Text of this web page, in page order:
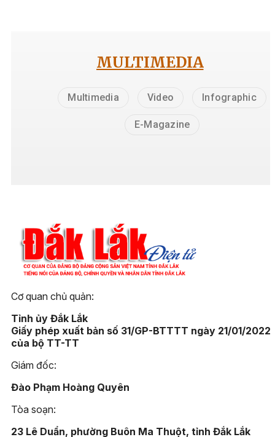
MULTIMEDIA
Multimedia Video Infographic
E-Magazine
Cơ quan chủ quản:
Tỉnh ủy Đắk Lắk
Giấy phép xuất bản số 31/GP-BTTTT ngày 21/01/2022
của bộ TT-TT
Giám đốc:
Đào Phạm Hoàng Quyên
Tòa soạn:
23 Lê Duẩn, phường Buôn Ma Thuột, tỉnh Đắk Lắk